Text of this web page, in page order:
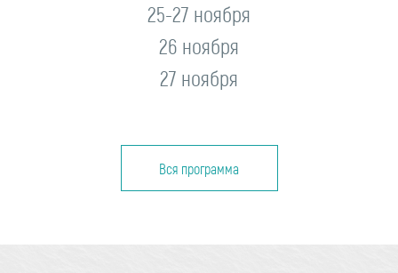
25-27 ноября
26 ноября
27 ноября
Вся программа